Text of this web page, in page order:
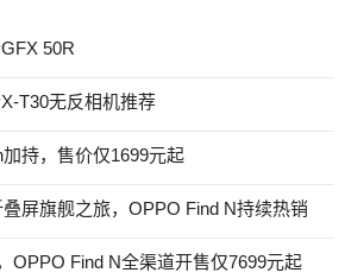
50R
T30无反相机推荐
持，售价仅1699元起
屏旗舰之旅，OPPO Find N持续热销
OPPO Find N全渠道开售仅7699元起